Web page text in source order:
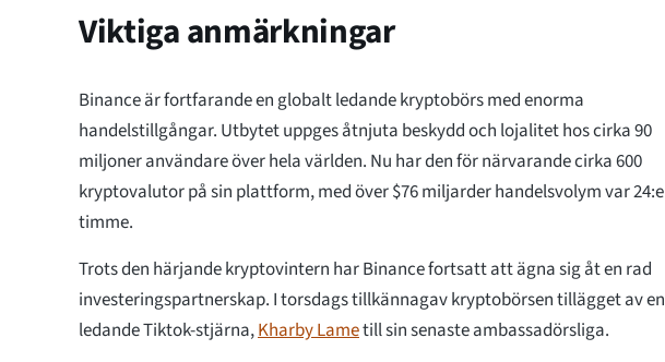
Viktiga anmärkningar
Binance är fortfarande en globalt ledande kryptobörs med enorma
handelstillgångar. Utbytet uppges åtnjuta beskydd och lojalitet hos cirka 90
miljoner användare över hela världen. Nu har den för närvarande cirka 600
kryptovalutor på sin plattform, med över $76 miljarder handelsvolym var 24:e
timme.
Trots den härjande kryptovintern har Binance fortsatt att ägna sig åt en rad
investeringspartnerskap. I torsdags tillkännagav kryptobörsen tillägget av en
ledande Tiktok-stjärna,Kharby Lametill sin senaste ambassadörsliga.